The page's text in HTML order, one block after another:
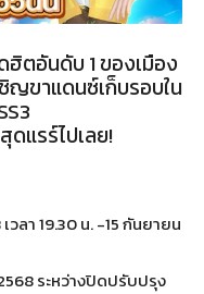
ตอันดับ 1 ของเมือง
ญขาแดนซ์เก็บรอบใน
ดแรร์ไปเลย!
วลา 19.30 น. -15 กันยายน
ระหว่างปิดปรับปรุง